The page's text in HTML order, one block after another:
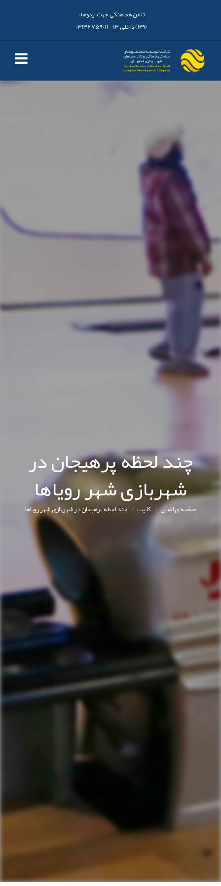
تلفن هماهنگی جهت اردوها :
چند لحظه پرهیجان در
شهربازی شهر رویاها
صفحه ی اصلی/کليپ/ چند لحظه پرهیجان در شهربازی شهر رویاها